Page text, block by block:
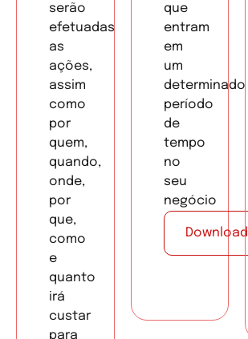
serão
efetuadas
as
ações,
assim
como
por
quem,
quando,
onde,
por
que,
como
e
quanto
irá
custar
para
que
entram
em
um
determinado
período
de
tempo
no
seu
negócio
Download